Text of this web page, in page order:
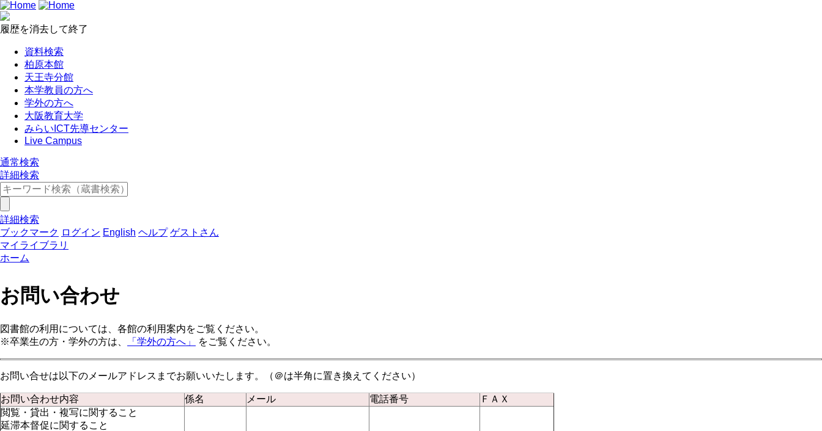
履歴を消去して終了
資料検索
柏原本館
天王寺分館
本学教員の方へ
学外の方へ
大阪教育大学
みらいICT先導センター
Live Campus
通常検索
詳細検索
詳細検索
ブックマーク ログイン English ヘルプ ゲストさん
マイライブラリ
ホーム
お問い合わせ
図書館の利用については、各館の利用案内をご覧ください。
※卒業生の方・学外の方は、
「学外の方へ」 をご覧ください。
お問い合せは以下のメールアドレスまでお願いいたします。（＠は半角に置き換えてください）
お問い合わせ内容 係名 メール 電話番号
ＦＡＸ
閲覧・貸出・複写に関すること
延滞本督促に関すること